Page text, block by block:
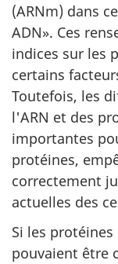
(ARNm) dans
ADN». Ces
indices sur les
certains
Toutefois, les
l'ARN et des
importantes
protéines,
correctement
actuelles des
Si les
pouvaient être